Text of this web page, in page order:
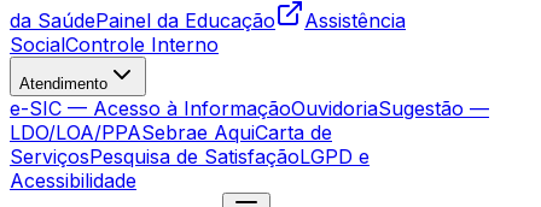
da SaúdePainel da Educação
Assistência
SocialControle Interno
Atendimento
e-SIC — Acesso à InformaçãoOuvidoriaSugestão —
LDO/LOA/PPASebrae AquiCarta de
ServiçosPesquisa de SatisfaçãoLGPD e
Acessibilidade